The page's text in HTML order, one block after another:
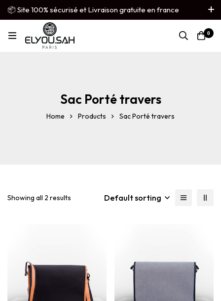
📦 Site 100% sécurisé et Livraison gratuite en france
métropolitaine
French ▼
0
Sac Porté travers
Home Products Sac Porté travers
Showing all 2 results Default sorting